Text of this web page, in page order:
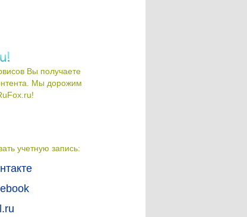
Вы получаете
Мы дорожим
учетную запись: